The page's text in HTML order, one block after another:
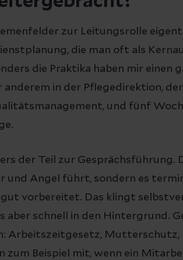
zur Leitungsrolle
die man oft als
die Praktika haben mir einen
anderem in der Pflegedirektion, der
und fünf
der Teil zur Gesprächsführung.
und Angel führt, sondern es
vorbereitet. Das klingt
aber schnell in den Hintergrund.
Arbeitszeitgesetz, Mutterschutz,
Beispiel mit, wenn ein